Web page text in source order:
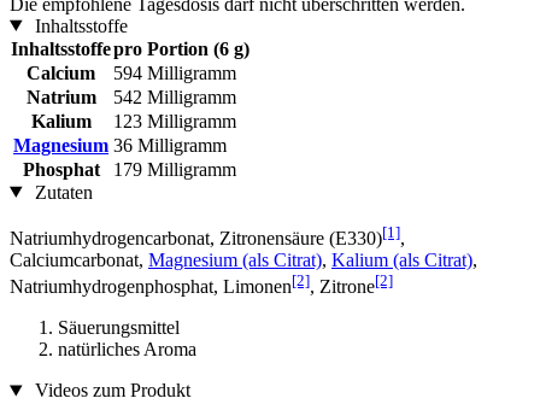
Inhaltsstoffe
Inhaltsstoffepro Portion (6 g)
Calcium
594 Milligramm
Natrium
542 Milligramm
Kalium
123 Milligramm
Magnesium 36 Milligramm
Phosphat
179 Milligramm
Zutaten
Natriumhydrogencarbonat, Zitronensäure (E330)[1],
Calciumcarbonat, Magnesium (als Citrat), Kalium (als Citrat),
Natriumhydrogenphosphat, Limonen[2], Zitrone[2]
Säuerungsmittel
natürliches Aroma
Videos zum Produkt